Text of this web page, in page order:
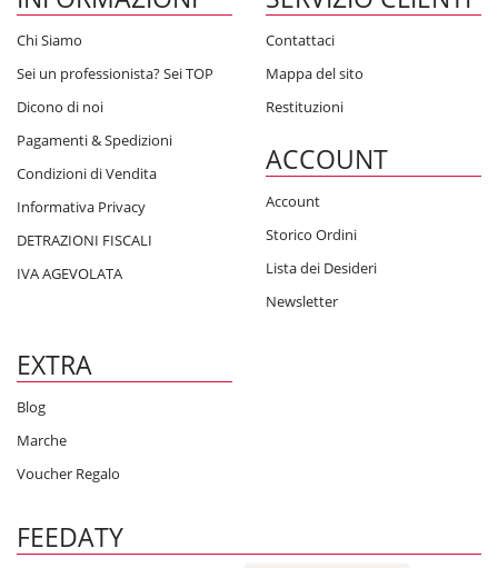
Chi Siamo
Sei un professionista? Sei TOP
Dicono di noi
Pagamenti & Spedizioni
Condizioni di Vendita
Informativa Privacy
DETRAZIONI FISCALI
IVA AGEVOLATA
Contattaci
Mappa del sito
Restituzioni
ACCOUNT
Account
Storico Ordini
Lista dei Desideri
Newsletter
EXTRA
Blog
Marche
Voucher Regalo
FEEDATY